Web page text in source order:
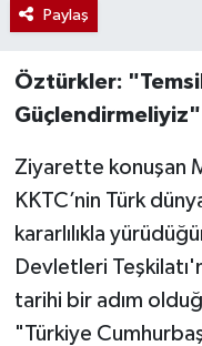
Paylaş
Öztürkler:
Güçlendirmeliyiz"
Ziyarette konuşan
KKTC’nin Türk
kararlılıkla
Devletleri
tarihi bir adım
"Türkiye